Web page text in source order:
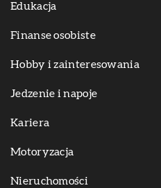
Edukacja
Finanse osobiste
Hobby i zainteresowania
Jedzenie i napoje
Kariera
Motoryzacja
Nieruchomości